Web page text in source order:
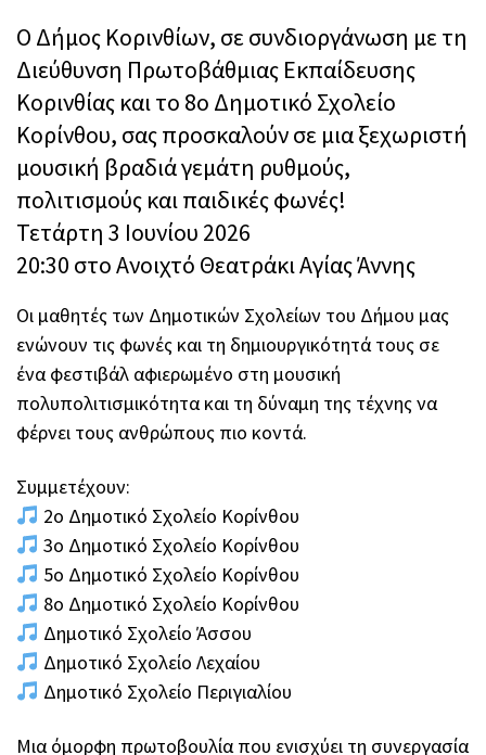
Ο Δήμος Κορινθίων, σε συνδιοργάνωση με τη
Διεύθυνση Πρωτοβάθμιας Εκπαίδευσης
Κορινθίας και το 8ο Δημοτικό Σχολείο
Κορίνθου, σας προσκαλούν σε μια ξεχωριστή
μουσική βραδιά γεμάτη ρυθμούς,
πολιτισμούς και παιδικές φωνές!
Τετάρτη 3 Ιουνίου 2026
20:30 στο Ανοιχτό Θεατράκι Αγίας Άννης
Οι μαθητές των Δημοτικών Σχολείων του Δήμου μας
ενώνουν τις φωνές και τη δημιουργικότητά τους σε
ένα φεστιβάλ αφιερωμένο στη μουσική
πολυπολιτισμικότητα και τη δύναμη της τέχνης να
φέρνει τους ανθρώπους πιο κοντά.
Συμμετέχουν:
2ο Δημοτικό Σχολείο Κορίνθου
3ο Δημοτικό Σχολείο Κορίνθου
5ο Δημοτικό Σχολείο Κορίνθου
8ο Δημοτικό Σχολείο Κορίνθου
Δημοτικό Σχολείο Άσσου
Δημοτικό Σχολείο Λεχαίου
Δημοτικό Σχολείο Περιγιαλίου
Μια όμορφη πρωτοβουλία που ενισχύει τη συνεργασία